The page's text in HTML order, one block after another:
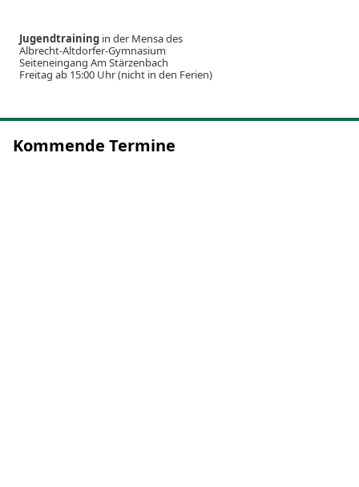
Jugendtraining in der Mensa des
Albrecht-Altdorfer-Gymnasium
Seiteneingang Am Stärzenbach
Freitag ab 15:00 Uhr (nicht in den Ferien)
Kommende Termine